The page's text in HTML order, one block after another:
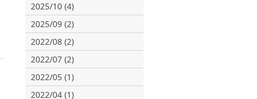
2025/10 (4)
2025/09 (2)
2022/08 (2)
2022/07 (2)
2022/05 (1)
2022/04 (1)